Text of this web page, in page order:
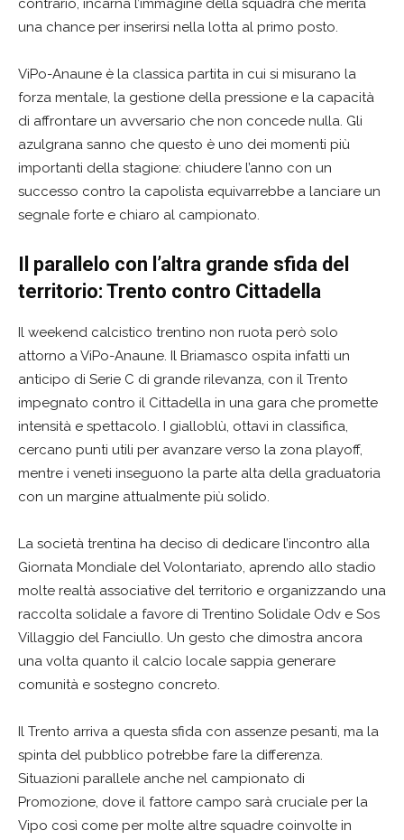
contrario, incarna l’immagine della squadra che merita
una chance per inserirsi nella lotta al primo posto.
ViPo-Anaune è la classica partita in cui si misurano la
forza mentale, la gestione della pressione e la capacità
di affrontare un avversario che non concede nulla. Gli
azulgrana sanno che questo è uno dei momenti più
importanti della stagione: chiudere l’anno con un
successo contro la capolista equivarrebbe a lanciare un
segnale forte e chiaro al campionato.
Il parallelo con l’altra grande sfida del
territorio: Trento contro Cittadella
Il weekend calcistico trentino non ruota però solo
attorno a ViPo-Anaune. Il Briamasco ospita infatti un
anticipo di Serie C di grande rilevanza, con il Trento
impegnato contro il Cittadella in una gara che promette
intensità e spettacolo. I gialloblù, ottavi in classifica,
cercano punti utili per avanzare verso la zona playoff,
mentre i veneti inseguono la parte alta della graduatoria
con un margine attualmente più solido.
La società trentina ha deciso di dedicare l’incontro alla
Giornata Mondiale del Volontariato, aprendo allo stadio
molte realtà associative del territorio e organizzando una
raccolta solidale a favore di Trentino Solidale Odv e Sos
Villaggio del Fanciullo. Un gesto che dimostra ancora
una volta quanto il calcio locale sappia generare
comunità e sostegno concreto.
Il Trento arriva a questa sfida con assenze pesanti, ma la
spinta del pubblico potrebbe fare la differenza.
Situazioni parallele anche nel campionato di
Promozione, dove il fattore campo sarà cruciale per la
Vipo così come per molte altre squadre coinvolte in